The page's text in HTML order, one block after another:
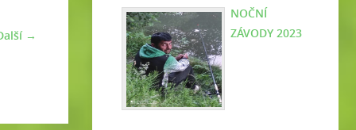
→
NOČNÍ
ZÁVODY 2023